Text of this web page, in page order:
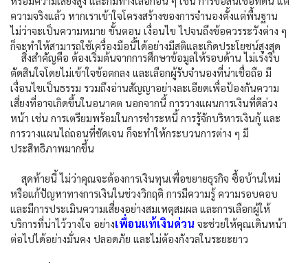
ความจริงแล้ว หากเราเข้าใจโครงสร้างของการจำนองตั้งแต่พื้นฐาน
ไม่ว่าจะเป็นความหมาย ขั้นตอน เงื่อนไข ไปจนถึงข้อควรระวังต่าง ๆ
ก็จะทำให้สามารถใช้เครื่องมือนี้ได้อย่างมีสติและเกิดประโยชน์สูงสุด
สิ่งสำคัญคือ ต้องเริ่มต้นจากการศึกษาข้อมูลให้รอบด้าน ไม่เร่งรีบ
ตัดสินใจโดยไม่เข้าใจข้อตกลง และเลือกผู้รับจำนองที่น่าเชื่อถือ มี
เงื่อนไขเป็นธรรม รวมถึงอ่านสัญญาอย่างละเอียดเพื่อป้องกันความ
เสี่ยงที่อาจเกิดขึ้นในอนาคต นอกจากนี้ การวางแผนการเงินที่ดีล่วง
หน้า เช่น การเตรียมพร้อมในการชำระหนี้ การรู้จักบริหารเงินกู้ และ
การวางแผนไถ่ถอนที่ชัดเจน ก็จะทำให้กระบวนการต่าง ๆ มี
ประสิทธิภาพมากขึ้น
สุดท้ายนี้ ไม่ว่าคุณจะต้องการเงินทุนเพื่อขยายธุรกิจ ซื้อบ้านใหม่
หรือแก้ปัญหาทางการเงินในช่วงวิกฤติ การมีความรู้ ความรอบคอบ
และมีการประเมินความเสี่ยงอย่างสมเหตุสมผล และการเลือกผู้ให้
บริการที่น่าไว้วางใจ อย่างเพื่อนแท้เงินด่วน จะช่วยให้คุณเดินหน้า
ต่อไปได้อย่างมั่นคง ปลอดภัย และไม่ต้องกังวลในระยะยาว